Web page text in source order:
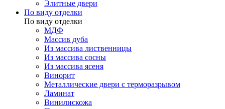
Элитные двери
По виду отделки
По виду отделки
МДФ
Массив дуба
Из массива лиственницы
Из массива сосны
Из массива ясеня
Винорит
Металлические двери с терморазрывом
Ламинат
Винилискожа